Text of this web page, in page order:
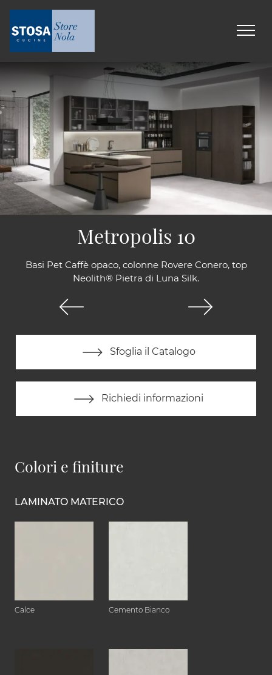
Basi Pet Caffè opaco, colonne Rovere Conero, top
Neolith® Pietra di Luna Silk.
Sfoglia il Catalogo
Richiedi informazioni
Metropolis 10
Colori e finiture
LAMINATO MATERICO
Calce Cemento Bianco